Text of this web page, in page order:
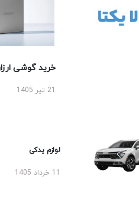
خرید گوشی ارزان
لوازم یدکی